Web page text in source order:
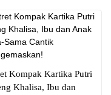
Kompak Kartika Putri
Khalisa, Ibu dan